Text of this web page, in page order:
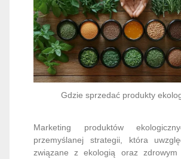
Gdzie sprzedać produkty
Marketing produktów
przemyślanej strategii, która
związane z ekologią oraz zdrowym